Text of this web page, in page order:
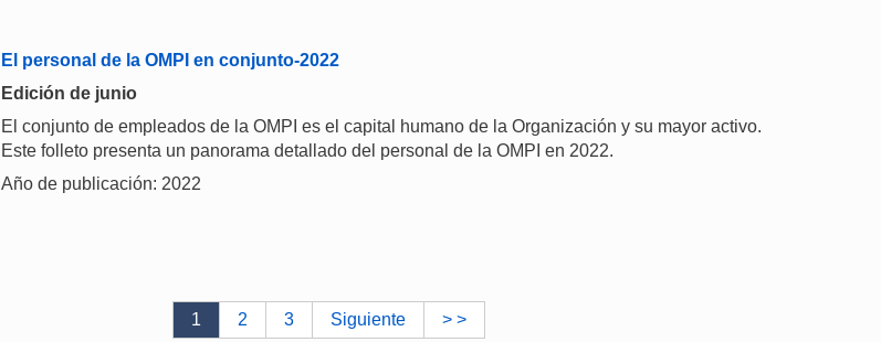
El personal de la OMPI en conjunto-2022
Edición de junio
El conjunto de empleados de la OMPI es el capital humano de la Organización y su mayor activo.
Este folleto presenta un panorama detallado del personal de la OMPI en 2022.
Año de publicación: 2022
1 2 3 Siguiente > >